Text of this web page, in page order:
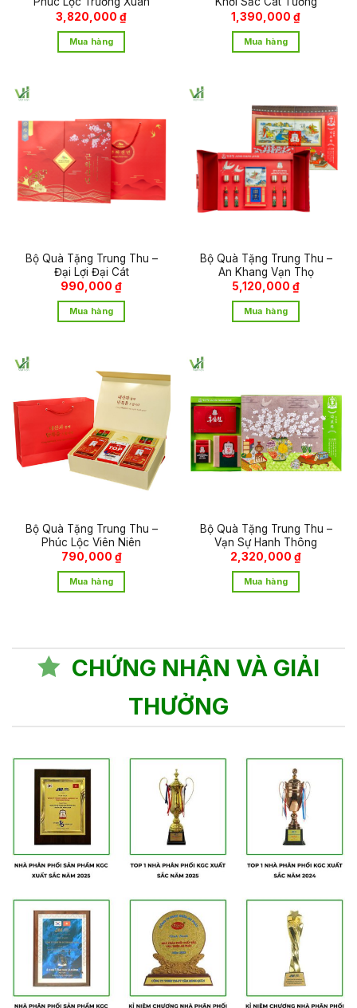
3,820,000 ₫
Mua hàng
1,390,000 ₫
Mua hàng
Bộ Quà Tặng Trung Thu –
Đại Lợi Đại Cát
990,000 ₫
Mua hàng
Bộ Quà Tặng Trung Thu –
An Khang Vạn Thọ
5,120,000 ₫
Mua hàng
Bộ Quà Tặng Trung Thu –
Phúc Lộc Viên Niên
790,000 ₫
Mua hàng
Bộ Quà Tặng Trung Thu –
Vạn Sự Hanh Thông
2,320,000 ₫
Mua hàng
CHỨNG NHẬN VÀ GIẢI
THƯỞNG